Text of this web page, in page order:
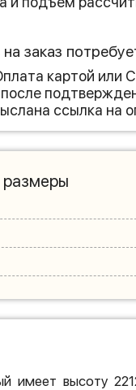
заказ
картой или
после
ссылка на
размеры
имеет высоту